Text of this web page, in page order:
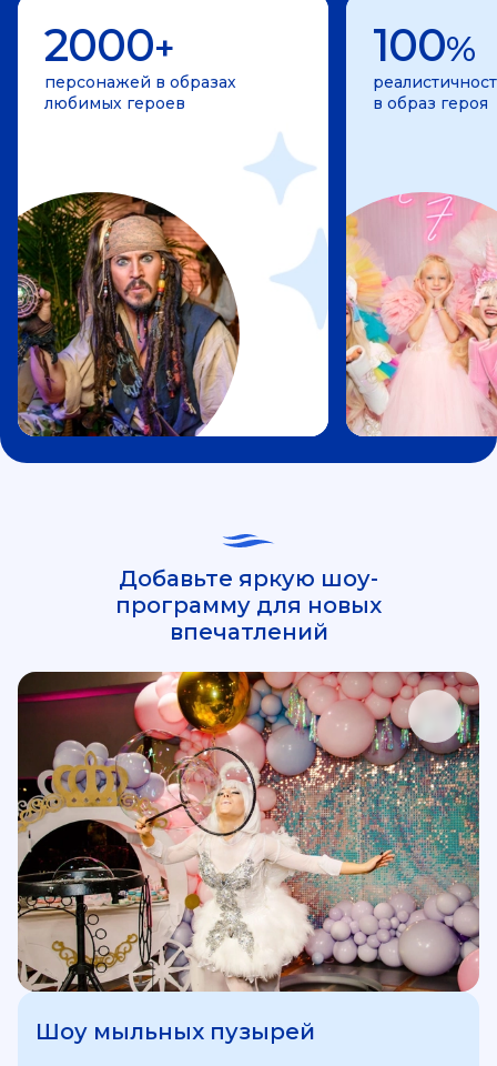
2000+
персонажей в образах
любимых героев
100%
в образ героя
Добавьте яркую шоу-
программу для новых
впечатлений
Шоу мыльных пузырей